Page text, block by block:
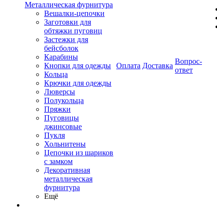
Металлическая фурнитура
Вешалки-цепочки
Заготовки для
обтяжки пуговиц
Застежки для
бейсболок
Карабины
Кнопки для одежды
Кольца
Крючки для одежды
Люверсы
Полукольца
Пряжки
Пуговицы
джинсовые
Пукля
Хольнитены
Цепочки из шариков
с замком
Декоративная
металлическая
фурнитура
Ещё
Оплата Доставка
Вопрос-
ответ